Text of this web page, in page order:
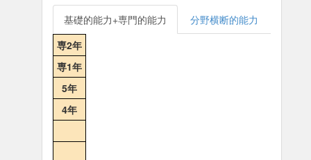
基礎的能力+専門的能力
分野横断的能力
専2年
専1年
5年
4年